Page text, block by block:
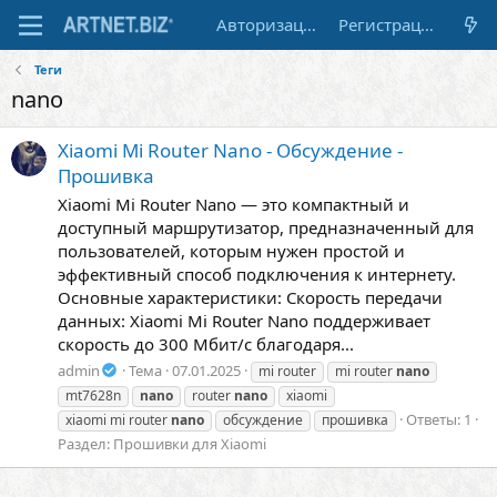
Авторизация Регистрация
Теги
nano
Xiaomi Mi Router Nano - Обсуждение -
Прошивка
Xiaomi Mi Router Nano — это компактный и
доступный маршрутизатор, предназначенный для
пользователей, которым нужен простой и
эффективный способ подключения к интернету.
Основные характеристики: Скорость передачи
данных: Xiaomi Mi Router Nano поддерживает
скорость до 300 Мбит/с благодаря...
admin Тема 07.01.2025 mi router mi router nano
mt7628n
nano router nano
xiaomi
xiaomi mi router nano обсуждение прошивка
Ответы: 1
Раздел: Прошивки для Xiaomi